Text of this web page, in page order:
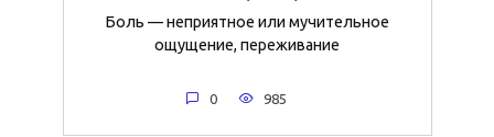
Боль — неприятное или мучительное
ощущение, переживание
0 985